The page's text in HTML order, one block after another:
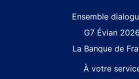
Ensemble
G7 Évian 2026
La Banque de
À votre